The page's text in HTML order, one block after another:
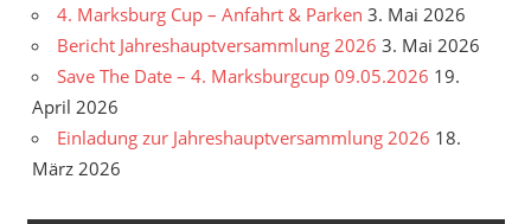
4. Marksburg Cup – Anfahrt & Parken 3. Mai 2026
Bericht Jahreshauptversammlung 2026 3. Mai 2026
Save The Date – 4. Marksburgcup 09.05.2026 19.
April 2026
Einladung zur Jahreshauptversammlung 2026 18.
März 2026